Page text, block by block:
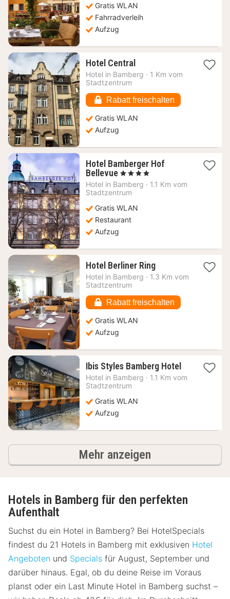
€
Gratis WLAN
Fahrradverleih
Aufzug
Hotel Central1
Nacht
ab
€
Hotel in Bamberg · 1 Km vom
Stadtzentrum
Rabatt freischalten
Gratis WLAN
Aufzug
Hotel Bamberger Hof
Bellevue 1
Nacht
ab
€
, 4 Sterne
Hotel in Bamberg · 1.1 Km vom
Stadtzentrum
Gratis WLAN
Restaurant
Aufzug
Hotel Berliner Ring1
Nacht
ab
€
Hotel in Bamberg · 1.3 Km vom
Stadtzentrum
Rabatt freischalten
Gratis WLAN
Aufzug
Ibis Styles Bamberg Hotel1
Nacht
ab
Hotel in Bamberg · 1.1 Km vom
Stadtzentrum
Gratis WLAN
Aufzug
Mehr anzeigen
Hotels in Bamberg für den perfekten
Aufenthalt
Suchst du ein Hotel in Bamberg? Bei HotelSpecials
findest du 21 Hotels in Bamberg mit exklusiven Hotel
Angeboten und Specials für August, September und
darüber hinaus. Egal, ob du deine Reise im Voraus
planst oder ein Last Minute Hotel in Bamberg suchst –